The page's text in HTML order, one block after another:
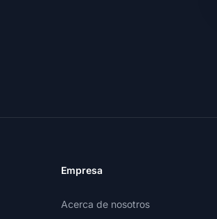
Empresa
Acerca de nosotros